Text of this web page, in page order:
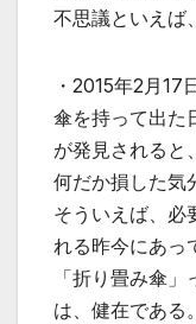
不思議といえば
・2015年2月17
傘を持って出た
が発見されると、
何だか損した気
そういえば、必
れる昨今にあっ
「折り畳み傘
は、健在である。